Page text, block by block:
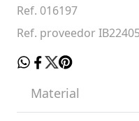
Ref. 016197
Ref. proveedor IB22405
Material